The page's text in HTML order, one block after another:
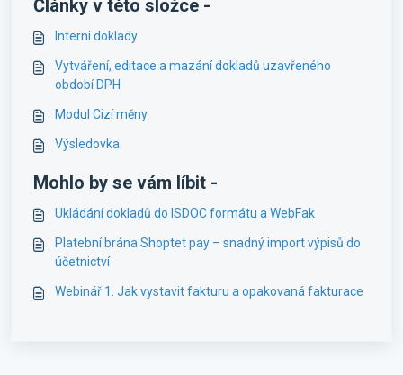
Články v této složce -
Interní doklady
Vytváření, editace a mazání dokladů uzavřeného
období DPH
Modul Cizí měny
Výsledovka
Mohlo by se vám líbit -
Ukládání dokladů do ISDOC formátu a WebFak
Platební brána Shoptet pay – snadný import výpisů do
účetnictví
Webinář 1. Jak vystavit fakturu a opakovaná fakturace